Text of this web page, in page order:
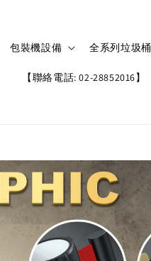
包裝機設備 全系列垃圾桶
【聯絡電話: 02-28852016】